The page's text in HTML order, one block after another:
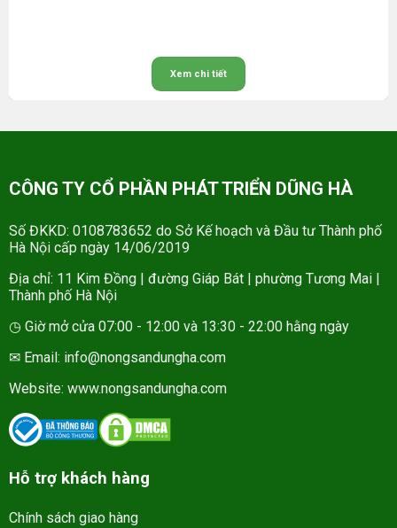
Xem chi tiết
CÔNG TY CỔ PHẦN PHÁT TRIỂN DŨNG HÀ
Số ĐKKD: 0108783652 do Sở Kế hoạch và Đầu tư Thành phố
Hà Nội cấp ngày 14/06/2019
Địa chỉ: 11 Kim Đồng | đường Giáp Bát | phường Tương Mai |
Thành phố Hà Nội
◷ Giờ mở cửa 07:00 - 12:00 và 13:30 - 22:00 hằng ngày
✉ Email: info@nongsandungha.com
Website: www.nongsandungha.com
Hỗ trợ khách hàng
Chính sách giao hàng